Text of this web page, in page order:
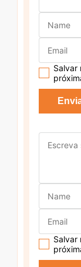
Salvar
Salvar